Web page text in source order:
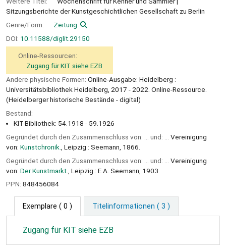
Sitzungsberichte der Kunstgeschichtlichen Gesellschaft zu Berlin
Genre/Form:
Zeitung
DOI: 10.11588/diglit.29150
Online-Ressourcen:
Zugang für KIT siehe EZB
Andere physische Formen: Online-Ausgabe: Heidelberg :
Universitätsbibliothek Heidelberg, 2017 - 2022. Online-Ressource.
(Heidelberger historische Bestände - digital)
Bestand:
KIT-Bibliothek: 54.1918 - 59.1926
Gegründet durch den Zusammenschluss von: ... und: ...
Vereinigung
von: Kunstchronik.
, Leipzig : Seemann, 1866.
Gegründet durch den Zusammenschluss von: ... und: ...
Vereinigung
von: Der Kunstmarkt. , Leipzig : E.A. Seemann, 1903
PPN: 848456084
Exemplare ( 0 ) Titelinformationen ( 3 )
Zugang für KIT siehe EZB